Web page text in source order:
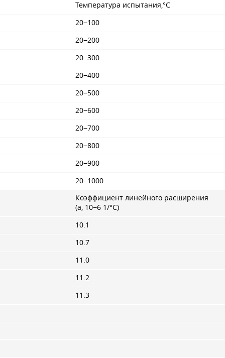
Температура испытания,°С
20−100
20−200
20−300
20−400
20−500
20−600
20−700
20−800
20−900
20−1000
Коэффициент линейного расширения
(a, 10−6 1/°С)
10.1
10.7
11.0
11.2
11.3